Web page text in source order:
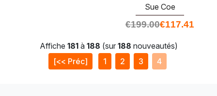
Sue Coe
€199.00€117.41
Affiche 181à 188 (sur 188 nouveautés)
[<< Préc]
1 2 3 4